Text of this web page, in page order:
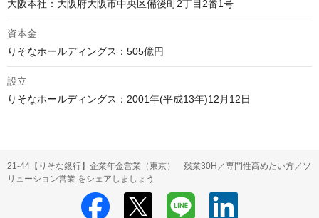
資本金
設立
りそなホールディングス：2001年(平成13年)12月12日
21-44【りそな銀行】企業年金営業（東京） 残業30H／専門性高めたい方／ソ
リューション営業 をシェアしましょう